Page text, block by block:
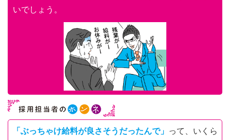
いでしょう。
「ぶっちゃけ給料が良さそうだったんで」 って、いくら